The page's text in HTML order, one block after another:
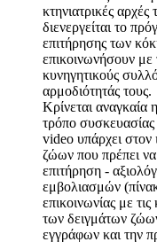
κτηνιατρικές
διενεργείται το
επιτήρησης των
επικοινωνήσουν με
κυνηγητικούς
αρμοδιότητάς τους.
Κρίνεται αναγκαία
τρόπο
video υπάρχει
ζώων που πρέπει να
επιτήρηση -
εμβολιασμών
επικοινωνίας με
των δειγμάτων
εγγράφων και την